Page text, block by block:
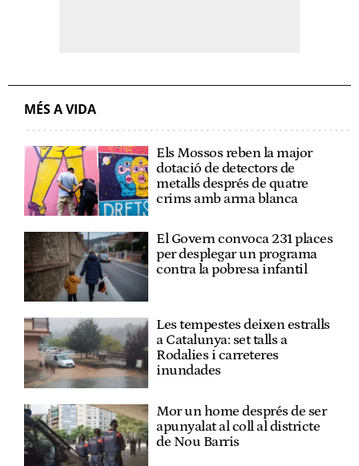
MÉS A VIDA
Els Mossos reben la major
dotació de detectors de
metalls després de quatre
crims amb arma blanca
El Govern convoca 231 places
per desplegar un programa
contra la pobresa infantil
Les tempestes deixen estralls
a Catalunya: set talls a
Rodalies i carreteres
inundades
Mor un home després de ser
apunyalat al coll al districte
de Nou Barris